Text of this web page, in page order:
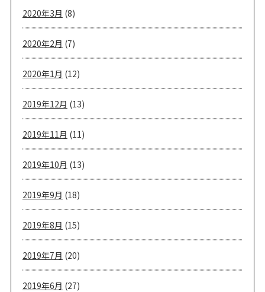
2020年3月 (8)
2020年2月 (7)
2020年1月 (12)
2019年12月 (13)
2019年11月 (11)
2019年10月 (13)
2019年9月 (18)
2019年8月 (15)
2019年7月 (20)
2019年6月 (27)